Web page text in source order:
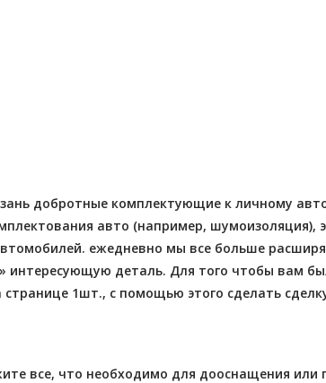
добротные комплектующие к личному
авто (например, шумоизоляция),
ежедневно мы все больше
интересующую деталь. Для того чтобы вам
1шт., с помощью этого сделать
все, что необходимо для дооснащения